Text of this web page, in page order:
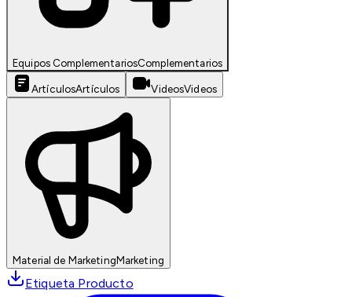
Equipos ComplementariosComplementarios
ArtículosArtículos VideosVideos
Material de MarketingMarketing
Etiqueta Producto